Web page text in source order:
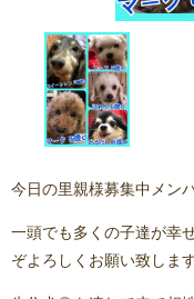
今日の里親様募集中メン
一頭でも多くの子達が幸
ぞよろしくお願い致します